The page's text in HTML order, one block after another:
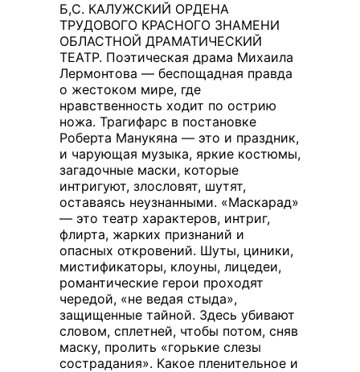
Б,С. КАЛУЖСКИЙ ОРДЕНА
ТРУДОВОГО КРАСНОГО ЗНАМЕНИ
ОБЛАСТНОЙ ДРАМАТИЧЕСКИЙ
ТЕАТР. Поэтическая драма Михаила
Лермонтова — беспощадная правда
о жестоком мире, где
нравственность ходит по острию
ножа. Трагифарс в постановке
Роберта Манукяна — это и праздник,
и чарующая музыка, яркие костюмы,
загадочные маски, которые
интригуют, злословят, шутят,
оставаясь неузнанными. «Маскарад»
— это театр характеров, интриг,
флирта, жарких признаний и
опасных откровений. Шуты, циники,
мистификаторы, клоуны, лицедеи,
романтические герои проходят
чередой, «не ведая стыда»,
защищенные тайной. Здесь убивают
словом, сплетней, чтобы потом, сняв
маску, пролить «горькие слезы
сострадания». Какое пленительное и